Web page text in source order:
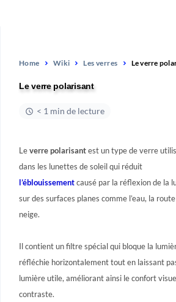
Home Wiki Les verres Le verre
Le verre polarisant
< 1 min de lecture
Leverre polarisantest un type de verre
dans les lunettes de soleil qui réduit
l’éblouissementcausé par la réflexion de la
sur des surfaces planes comme l’eau, la
neige.
Il contient un filtre spécial qui bloque la
réfléchie horizontalement tout en laissant
lumière utile, améliorant ainsi le confort
contraste.